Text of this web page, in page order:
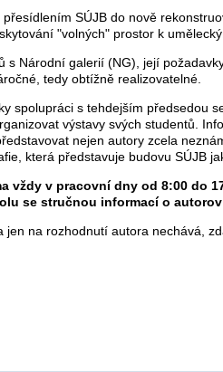
přesídlením SÚJB do nově
"volných" prostor k
s Národní galerií (NG), její
tedy obtížně realizovatelné.
spolupráci s tehdejším předsedou
výstavy svých studentů.
nejen autory zcela
která představuje budovu SÚJB
vždy v pracovní dny od 8:00 do
se stručnou informací o
na rozhodnutí autora nechává,